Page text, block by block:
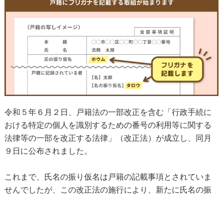
令和５年６月２日、戸籍法の一部改正を含む「行政手続に
おける特定の個人を識別するための番号の利用等に関する
法律等の一部を改正する法律」（改正法）が成立し、同月
９日に公布されました。
これまで、氏名の振り仮名は戸籍の記載事項とされていま
せんでしたが、この改正法の施行により、新たに氏名の振